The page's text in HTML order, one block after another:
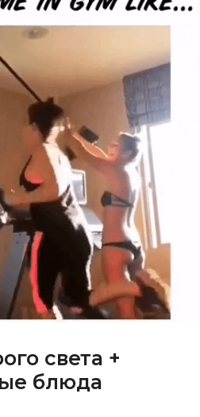
света +
блюда